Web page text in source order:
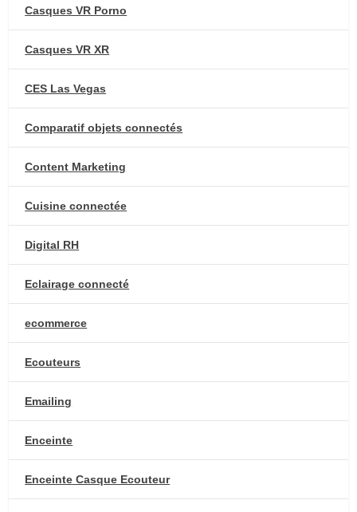
Casques VR Porno
Casques VR XR
CES Las Vegas
Comparatif objets connectés
Content Marketing
Cuisine connectée
Digital RH
Eclairage connecté
ecommerce
Ecouteurs
Emailing
Enceinte
Enceinte Casque Ecouteur